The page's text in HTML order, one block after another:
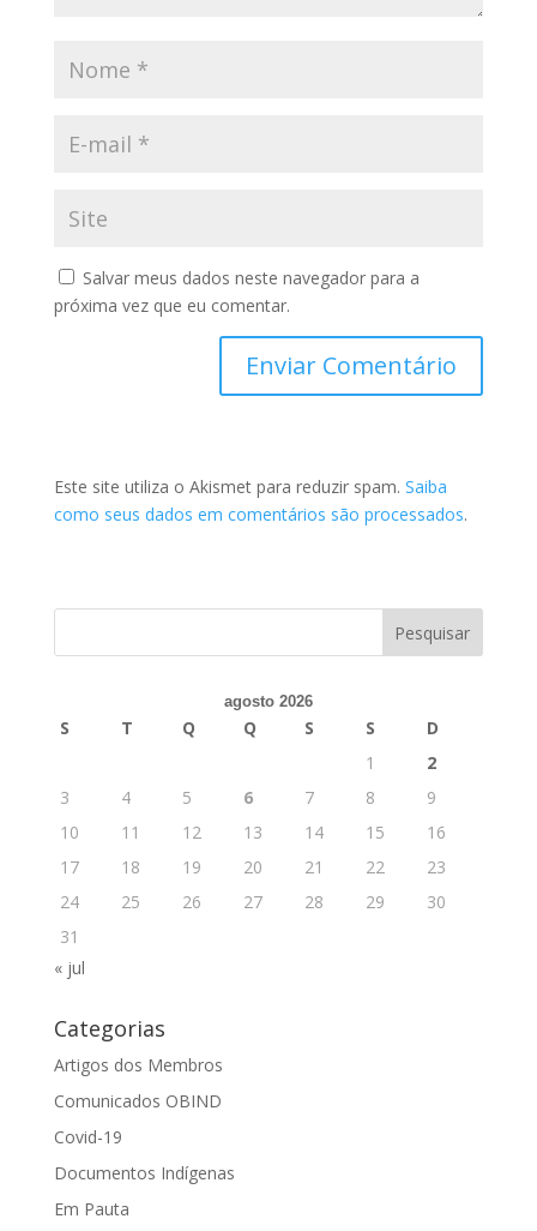
Salvar meus dados neste navegador para a
próxima vez que eu comentar.
Este site utiliza o Akismet para reduzir spam. Saiba
como seus dados em comentários são processados.
agosto 2026
S T Q Q S S
D
1
2
3
4 5 6 7 8
9
10
11 12 13 14 15
16
17
18 19 20 21 22
23
24
25 26 27 28 29
30
31
« jul
Categorias
Artigos dos Membros
Comunicados OBIND
Covid-19
Documentos Indígenas
Em Pauta